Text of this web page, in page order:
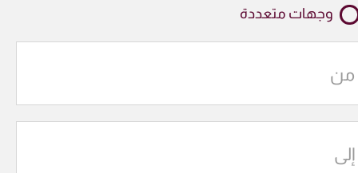
وجهات متعددة
من
إلى